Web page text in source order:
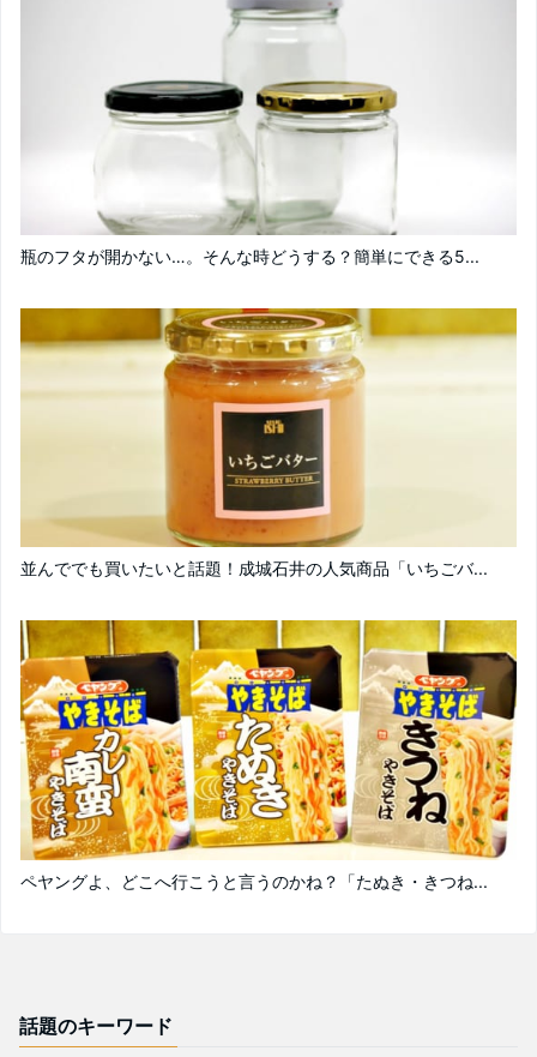
瓶のフタが開かない…。そんな時どうする？簡単にできる5...
並んででも買いたいと話題！成城石井の人気商品「いちごバ...
ペヤングよ、どこへ行こうと言うのかね？「たぬき・きつね...
話題のキーワード